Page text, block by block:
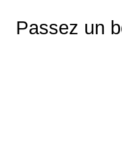
Passez un